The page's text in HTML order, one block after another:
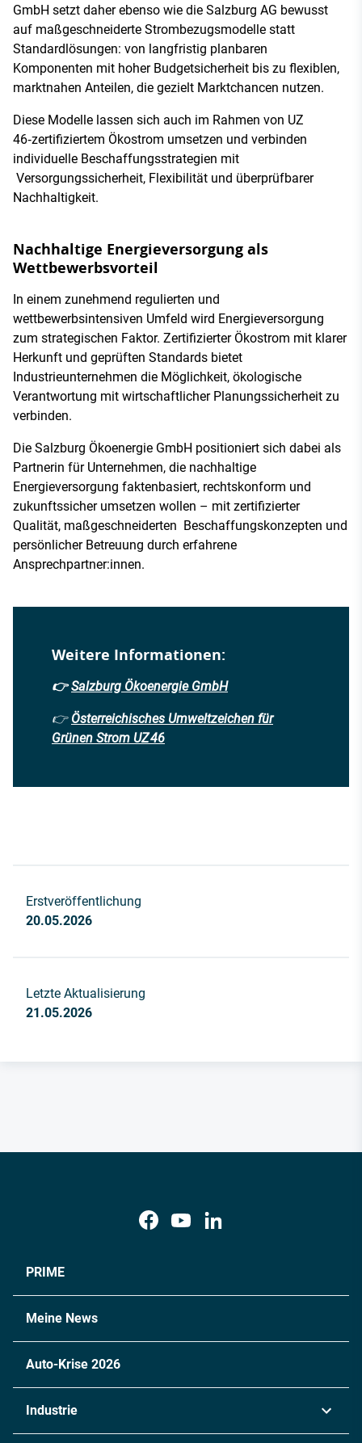
GmbH setzt daher ebenso wie die Salzburg AG bewusst
auf maßgeschneiderte Strombezugsmodelle statt
Standardlösungen: von langfristig planbaren
Komponenten mit hoher Budgetsicherheit bis zu flexiblen,
marktnahen Anteilen, die gezielt Marktchancen nutzen.
Diese Modelle lassen sich auch im Rahmen von UZ
46‑zertifiziertem Ökostrom umsetzen und verbinden
individuelle Beschaffungsstrategien mit
Versorgungssicherheit, Flexibilität und überprüfbarer
Nachhaltigkeit.
Nachhaltige Energieversorgung als
Wettbewerbsvorteil
In einem zunehmend regulierten und
wettbewerbsintensiven Umfeld wird Energieversorgung
zum strategischen Faktor. Zertifizierter Ökostrom mit klarer
Herkunft und geprüften Standards bietet
Industrieunternehmen die Möglichkeit, ökologische
Verantwortung mit wirtschaftlicher Planungssicherheit zu
verbinden.
Die Salzburg Ökoenergie GmbH positioniert sich dabei als
Partnerin für Unternehmen, die nachhaltige
Energieversorgung faktenbasiert, rechtskonform und
zukunftssicher umsetzen wollen – mit zertifizierter
Qualität, maßgeschneiderten Beschaffungskonzepten und
persönlicher Betreuung durch erfahrene
Ansprechpartner:innen.
Weitere Informationen:
👉Salzburg Ökoenergie GmbH
👉 Österreichisches Umweltzeichen für
Grünen Strom UZ 46
Erstveröffentlichung
20.05.2026
Letzte Aktualisierung
21.05.2026
PRIME
Meine News
Auto-Krise 2026
Industrie